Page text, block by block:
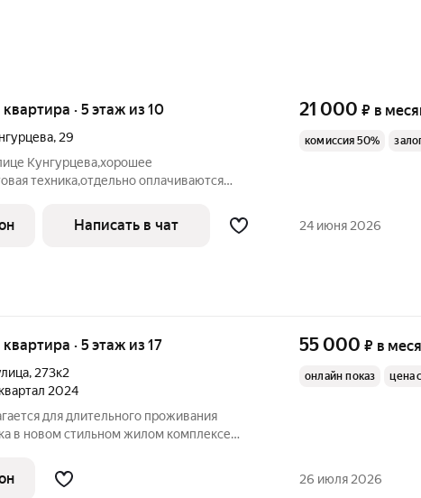
квартира · 5 этаж из 10
, 29
Кунгурцева,хорошее
техника,отдельно оплачиваются
21 000 ₽ в
комиссия 50%
Написать в чат 24 июня 2026
квартира · 5 этаж из 17
, 273к2
2024
для длительного проживания
в новом стильном жилом комплексе
от Мэрии, Верховного суда УР,
и кафе.
55 000 ₽ в
онлайн показ цена
26 июля 2026